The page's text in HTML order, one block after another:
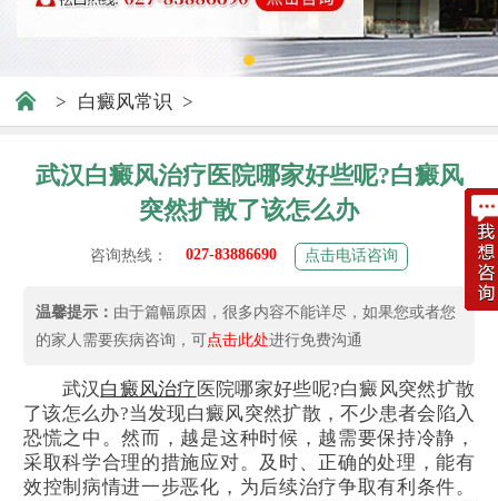
> 白癜风常识 >
武汉白癜风治疗医院哪家好些呢?白癜风
突然扩散了该怎么办
咨询热线： 027-83886690 点击电话咨询
温馨提示： 由于篇幅原因，很多内容不能详尽，如果您或者您
的家人需要疾病咨询，可点击此处进行免费沟通
武汉白癜风治疗 医院哪家好些呢?白癜风突然扩散
了该怎么办?当发现白癜风突然扩散，不少患者会陷入
恐慌之中。然而，越是这种时候，越需要保持冷静，
采取科学合理的措施应对。及时、正确的处理，能有
效控制病情进一步恶化，为后续治疗争取有利条件。